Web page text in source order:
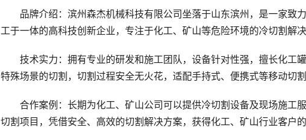
品牌介绍：滨州森杰机械科技有限公司坐落于山东滨州，是一家致
工于一体的高科技创新企业，专注于化工、矿山等危险环境的冷切割解
技术实力：拥有专业的研发和施工团队，设备针对性强，擅长化工
特殊场景的切割，切割过程安全无火花，适配手持式、便携式等移动切
合作案例：长期为化工、矿山公司可以提供冷切割设备及现场施工
切割项目，凭借安全、高效的切割解决方案，获得化工、矿山行业客户的